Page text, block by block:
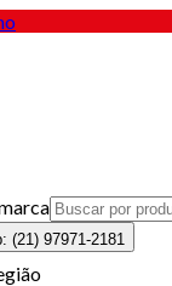
(21) 97971-2181